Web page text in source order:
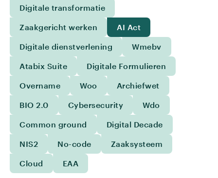
Digitale transformatie
Zaakgericht werken AI Act
Digitale dienstverlening Wmebv
Atabix Suite Digitale Formulieren
Overname Woo Archiefwet
BIO 2.0 Cybersecurity Wdo
Common ground Digital Decade
NIS2 No-code Zaaksysteem
Cloud EAA